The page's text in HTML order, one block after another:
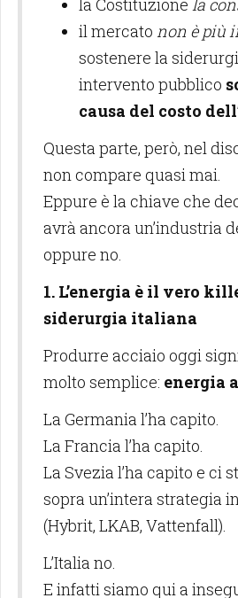
la Costituzione la
il mercato non è più
sostenere la
intervento pubblico
causa del costo
Questa parte, però, nel
non compare quasi mai.
Eppure è la chiave che
avrà ancora un’industria
oppure no.
1. L’energia è il vero
siderurgia italiana
Produrre acciaio oggi
molto semplice: energia
La Germania l’ha capito.
La Francia l’ha capito.
La Svezia l’ha capito e ci
sopra un’intera strategia
(Hybrit, LKAB, Vattenfall).
L’Italia no.
E infatti siamo qui a